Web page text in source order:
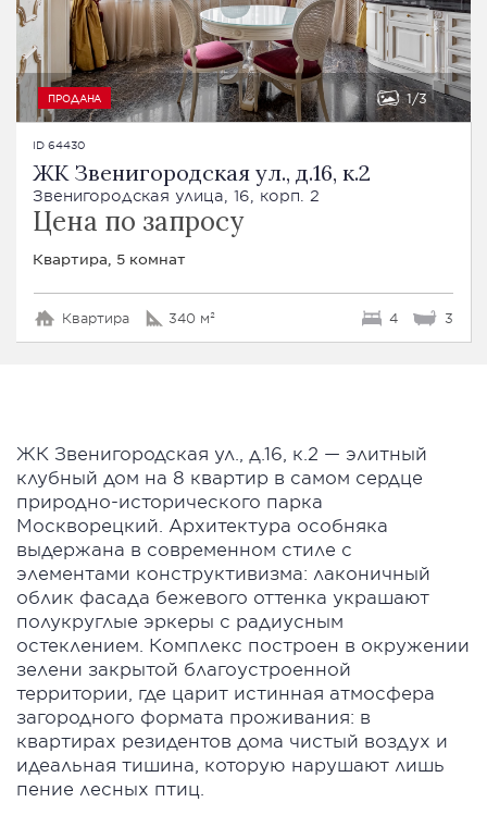
ПРОДАНА 1 3
ID 64430
ЖК Звенигородская ул., д.16, к.2
Звенигородская улица, 16, корп. 2
Цена по запросу
Квартира, 5 комнат
Квартира 340 м² 4 3
ЖК Звенигородская ул., д.16, к.2 — элитный
клубный дом на 8 квартир в самом сердце
природно-исторического парка
Москворецкий. Архитектура особняка
выдержана в современном стиле с
элементами конструктивизма: лаконичный
облик фасада бежевого оттенка украшают
полукруглые эркеры с радиусным
остеклением. Комплекс построен в окружении
зелени закрытой благоустроенной
территории, где царит истинная атмосфера
загородного формата проживания: в
квартирах резидентов дома чистый воздух и
идеальная тишина, которую нарушают лишь
пение лесных птиц.